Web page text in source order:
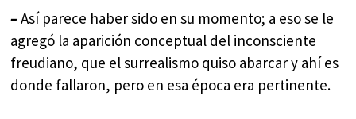
–Así parece haber sido en su momento; a eso se le
agregó la aparición conceptual del inconsciente
freudiano, que el surrealismo quiso abarcar y ahí es
donde fallaron, pero en esa época era pertinente.